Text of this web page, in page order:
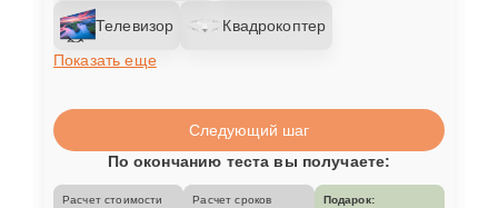
Телевизор
Квадрокоптер
Показать еще
Следующий шаг
По окончанию теста вы получаете:
Расчет стоимости
Расчет сроков
Подарок: